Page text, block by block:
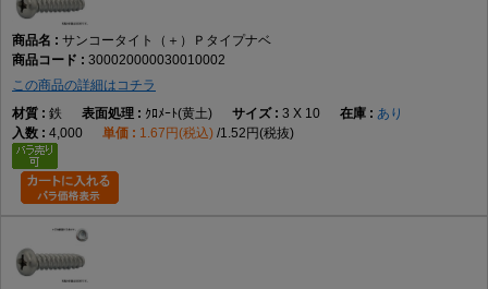
サンコータイト（＋）Ｐタイプナベ
300020000030010002
この商品の詳細はコチラ
鉄
ｸﾛﾒｰﾄ(黄土) 3 X 10
あり
4,000
1.67円(税込) 1.52円(税抜)